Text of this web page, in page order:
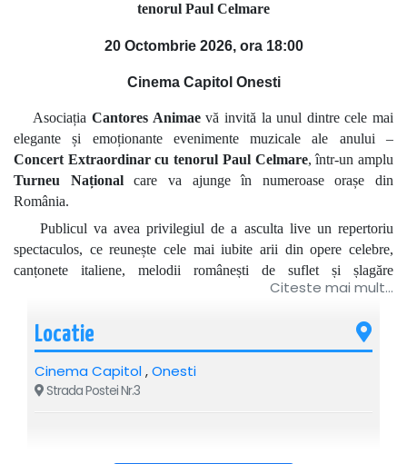
tenorul Paul Celmare
20 Octombrie 2026, ora 18:00
Cinema Capitol Onesti
AsociațiaCantores Animaevă invită la unul dintre cele mai
elegante și emoționante evenimente muzicale ale anului –
Concert Extraordinar cu tenorul Paul Celmare, într-un amplu
Turneu Naționalcare va ajunge în numeroase orașe din
România.
Publicul va avea privilegiul de a asculta live un repertoriu
spectaculos, ce reunește cele mai iubite arii din opere celebre,
canțonete italiene, melodii românești de suflet și șlagăre
internaționale care au emoționat generații întregi.
Nessun Dorma
și multe alte
Fiecare concert este o experiență artistică memorabilă, în care
Citeste mai mult...
Locatie
Cinema Capitol,Onesti
Strada Postei Nr.3